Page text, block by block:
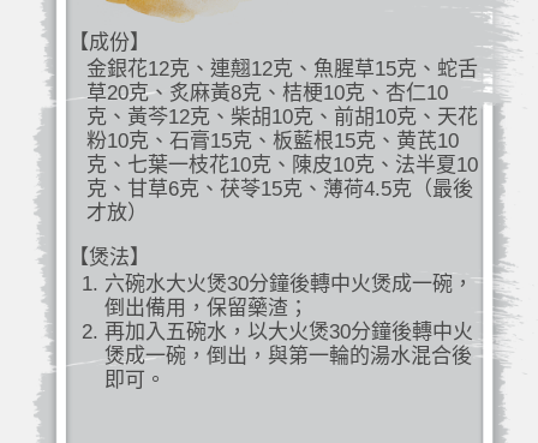
【成份】
金銀花12克、連翹12克、魚腥草15克、蛇舌
草20克、炙麻黃8克、桔梗10克、杏仁10
克、黃芩12克、柴胡10克、前胡10克、天花
粉10克、石膏15克、板藍根15克、黄芪10
克、七葉一枝花10克、陳皮10克、法半夏10
克、甘草6克、茯苓15克、薄荷4.5克（最後
才放）
【煲法】
六碗水大火煲30分鐘後轉中火煲成一碗，
倒出備用，保留藥渣；
再加入五碗水，以大火煲30分鐘後轉中火
煲成一碗，倒出，與第一輪的湯水混合後
即可。